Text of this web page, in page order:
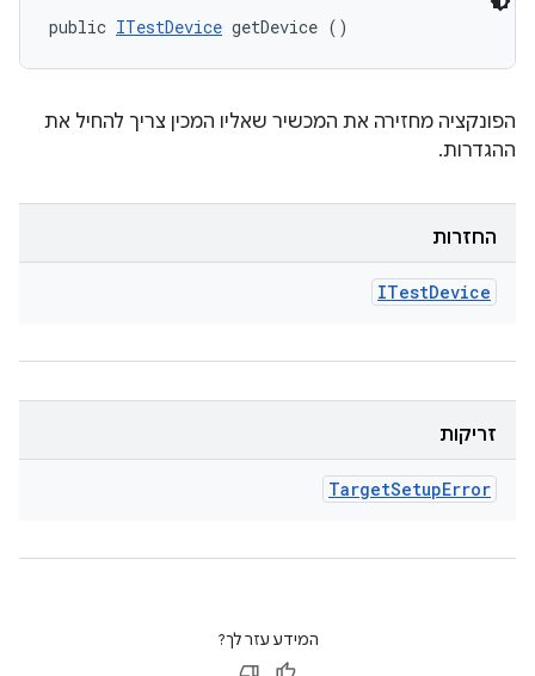
public ITestDevice getDevice ()
הפונקציה מחזירה את המכשיר שאליו המכין צריך להחיל את
ההגדרות.
החזרות
ITestDevice
זריקות
TargetSetupError
המידע עזר לך?